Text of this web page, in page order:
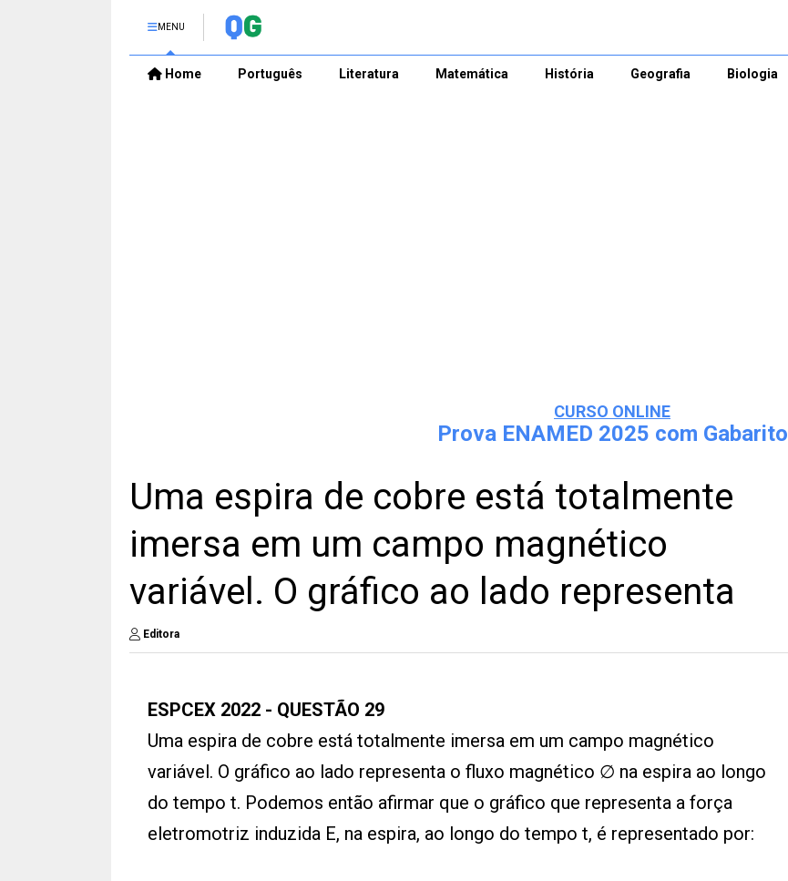
MENU
Home Português Literatura Matemática História Geografia Biologia
CURSO ONLINE
Prova ENAMED 2025 com Gabarito
Uma espira de cobre está totalmente
imersa em um campo magnético
variável. O gráfico ao lado representa
Editora
ESPCEX 2022 - QUESTÃO 29
Uma espira de cobre está totalmente imersa em um campo magnético
variável. O gráfico ao lado representa o fluxo magnético ∅ na espira ao longo
do tempo t. Podemos então afirmar que o gráfico que representa a força
eletromotriz induzida E, na espira, ao longo do tempo t, é representado por: